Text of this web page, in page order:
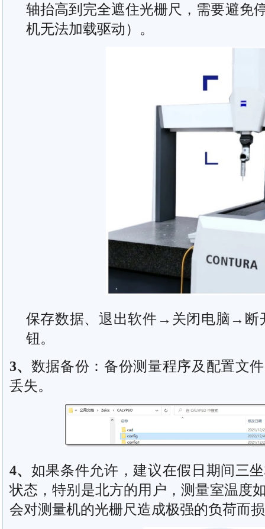
轴抬高到完全遮住光栅尺，需要避免
机无法加载驱动）。
保存数据、退出软件→关闭电脑→断
钮。
3、 数据备份：备份测量程序及配置文
丢失。
4、 如果条件允许，建议在假日期间三
状态，特别是北方的用户，测量室温度
会对测量机的光栅尺造成极强的负荷而